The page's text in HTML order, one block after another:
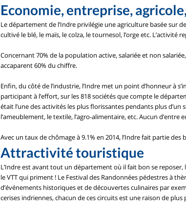
Economie, entreprise,
Le département de l’Indre privilégie une agriculture basée sur
cultivé le blé, le maïs, le colza, le tournesol, l’orge etc.
Concernant 70% de la population active, salariée et non
accaparent 60% du chiffre.
Enfin, du côté de l’industrie, l’Indre met un point d’honneur à
participant à l’effort, sur les 818 sociétés que compte le
était l’une des activités les plus florissantes pendants plus
l’ameublement, le textile, l’agro-alimentaire, etc. Aucun d’entre
Avec un taux de chômage à 9.1% en 2014, l’Indre fait partie
Attractivité touristique
L’Indre est avant tout un département où il fait bon se reposer,
le VTT qui priment ! Le Festival des Randonnées pédestres à
d’événements historiques et de découvertes culinaires par
cerises indriennes, chacun de ces circuits est une raison de plus